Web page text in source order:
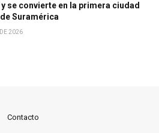
se convierte en la primera ciudad
Suramérica
2026
Contacto